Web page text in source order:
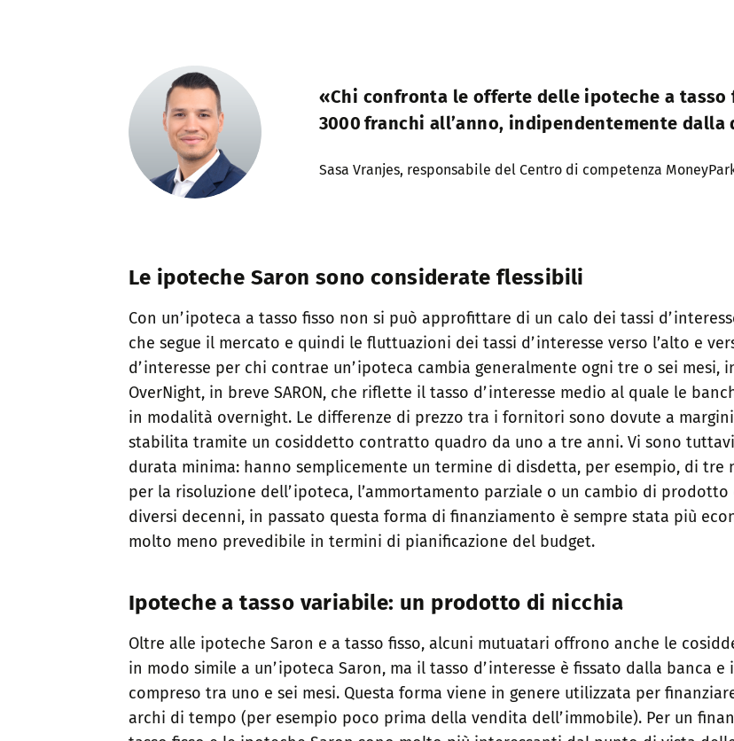
«Chi confronta le offerte delle ipoteche a
3000 franchi all’anno, indipendentemente dalla
Sasa Vranjes, responsabile del Centro di competenza
Le ipoteche Saron sono considerate flessibili
Con un’ipoteca a tasso fisso non si può approfittare di un calo dei tassi
che segue il mercato e quindi le fluttuazioni dei tassi d’interesse verso l’alto e
d’interesse per chi contrae un’ipoteca cambia generalmente ogni tre o sei mesi,
OverNight, in breve SARON, che riflette il tasso d’interesse medio al quale le
in modalità overnight. Le differenze di prezzo tra i fornitori sono dovute a
stabilita tramite un cosiddetto contratto quadro da uno a tre anni. Vi sono
durata minima: hanno semplicemente un termine di disdetta, per esempio, di
per la risoluzione dell’ipoteca, l’ammortamento parziale o un cambio di
diversi decenni, in passato questa forma di finanziamento è sempre stata più
molto meno prevedibile in termini di pianificazione del budget.
Ipoteche a tasso variabile: un prodotto di nicchia
Oltre alle ipoteche Saron e a tasso fisso, alcuni mutuatari offrono anche le
in modo simile a un’ipoteca Saron, ma il tasso d’interesse è fissato dalla banca
compreso tra uno e sei mesi. Questa forma viene in genere utilizzata per
archi di tempo (per esempio poco prima della vendita dell’immobile). Per un